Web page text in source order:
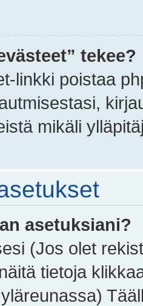
tekee?
linkki poistaa
mikäli
asetuksiani?
(Jos olet
tietoja